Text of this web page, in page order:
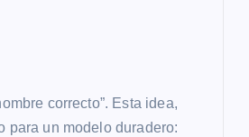
correcto”. Esta idea,
para un modelo duradero: